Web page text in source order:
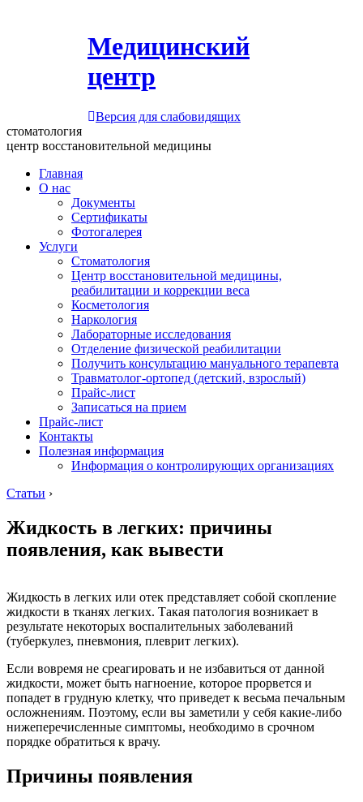
Медицинский
центр
Версия для слабовидящих
стоматология
центр восстановительной медицины
Главная
О нас
Документы
Сертификаты
Фотогалерея
Услуги
Стоматология
Центр восстановительной медицины,
реабилитации и коррекции веса
Косметология
Наркология
Лабораторные исследования
Отделение физической реабилитации
Получить консультацию мануального терапевта
Травматолог-ортопед (детский, взрослый)
Прайс-лист
Записаться на прием
Прайс-лист
Контакты
Полезная информация
Информация о контролирующих организациях
Статьи ›
Жидкость в легких: причины
появления, как вывести
Жидкость в легких или отек представляет собой скопление
жидкости в тканях легких. Такая патология возникает в
результате некоторых воспалительных заболеваний
(туберкулез, пневмония, плеврит легких).
Если вовремя не среагировать и не избавиться от данной
жидкости, может быть нагноение, которое прорвется и
попадет в грудную клетку, что приведет к весьма печальным
осложнениям. Поэтому, если вы заметили у себя какие-либо
нижеперечисленные симптомы, необходимо в срочном
порядке обратиться к врачу.
Причины появления